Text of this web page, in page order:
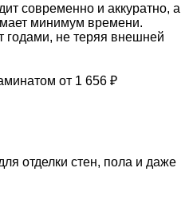
современно и аккуратно, а
минимум времени.
годами, не теряя внешней
от 1 656 ₽
отделки стен, пола и даже